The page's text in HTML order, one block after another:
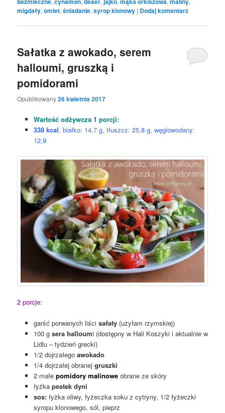
migdały,omlet,śniadanie,syrop klonowy | Dodaj komentarz
Sałatka z awokado, serem
halloumi, gruszką i
pomidorami
Opublikowany26 kwietnia 2017
Wartość odżywcza 1 porcji:
338 kcal, białko: 14,7 g, tłuszcz: 25,8 g, węglowodany:
12,9
2 porcje:
garść porwanych liści sałaty(użyłam rzymskiej)
100 g sera halloumi (dostępny w Hali Koszyki i aktualnie w
Lidlu – tydzień grecki)
1/2 dojrzałego awokado
1/4 dojrzałej obranej gruszki
2 małe pomidory malinowe obrane ze skóry
łyżka pestek dyni
sos:łyżka oliwy, łyżeczka soku z cytryny, 1/2 łyżeczki
syropu klonowego, sól, pieprz